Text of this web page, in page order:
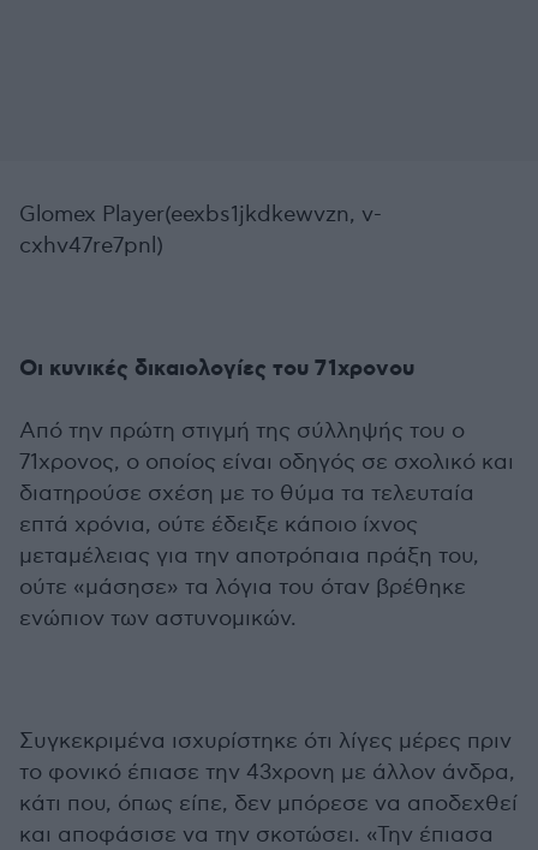
Glomex Player(eexbs1jkdkewvzn, v-
cxhv47re7pnl)
Οι κυνικές δικαιολογίες του 71χρονου
Από την πρώτη στιγμή της σύλληψής του ο
71χρονος, ο οποίος είναι οδηγός σε σχολικό και
διατηρούσε σχέση με το θύμα τα τελευταία
επτά χρόνια, ούτε έδειξε κάποιο ίχνος
μεταμέλειας για την αποτρόπαια πράξη του,
ούτε «μάσησε» τα λόγια του όταν βρέθηκε
ενώπιον των αστυνομικών.
Συγκεκριμένα ισχυρίστηκε ότι λίγες μέρες πριν
το φονικό έπιασε την 43χρονη με άλλον άνδρα,
κάτι που, όπως είπε, δεν μπόρεσε να αποδεχθεί
και αποφάσισε να την σκοτώσει. «Την έπιασα